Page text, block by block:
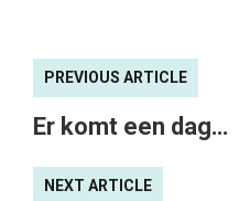
PREVIOUS ARTICLE
Er komt een dag…
NEXT ARTICLE